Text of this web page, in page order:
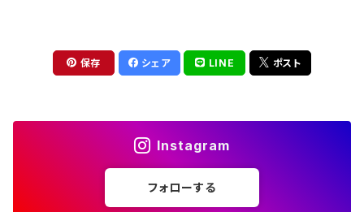
保存 シェア LINE ポスト
Instagram
フォローする